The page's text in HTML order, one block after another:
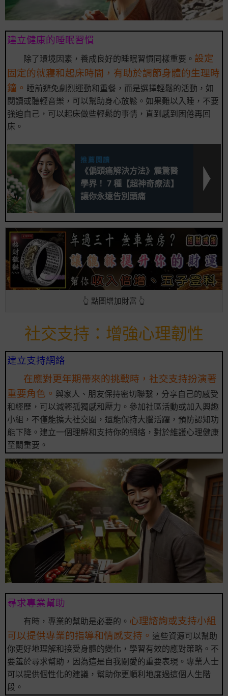
建立健康的睡眠習慣
除了環境因素，養成良好的睡眠習慣同樣重要。 設定
固定的就寢和起床時間，有助於調節身體的生理時
鐘。 睡前避免劇烈運動和重餐，而是選擇輕鬆的活動，如
閱讀或聽輕音樂，可以幫助身心放鬆。如果難以入睡，不要
強迫自己，可以起床做些輕鬆的事情，直到感到困倦再回
床。
推薦閱讀
《偏頭痛解決方法》震驚醫
學界！ 7 種【超神奇療法】
讓你永遠告別頭痛
👆 點圖增加財富 👆
社交支持：增強心理韌性
建立支持網絡
在應對更年期帶來的挑戰時，社交支持扮演著
重要角色。 與家人、朋友保持密切聯繫，分享自己的感受
和經歷，可以減輕孤獨感和壓力。參加社區活動或加入興趣
小組，不僅能擴大社交圈，還能保持大腦活躍，預防認知功
能下降。建立一個理解和支持你的網絡，對於維護心理健康
至關重要。
尋求專業幫助
有時，專業的幫助是必要的。 心理諮詢或支持小組
可以提供專業的指導和情感支持。 這些資源可以幫助
你更好地理解和接受身體的變化，學習有效的應對策略。不
要羞於尋求幫助，因為這是自我關愛的重要表現。專業人士
可以提供個性化的建議，幫助你更順利地度過這個人生階
段。